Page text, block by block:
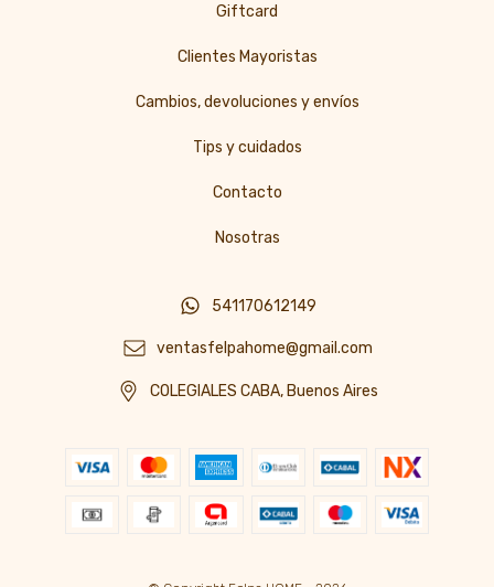
Giftcard
Clientes Mayoristas
Cambios, devoluciones y envíos
Tips y cuidados
Contacto
Nosotras
541170612149
ventasfelpahome@gmail.com
COLEGIALES CABA, Buenos Aires